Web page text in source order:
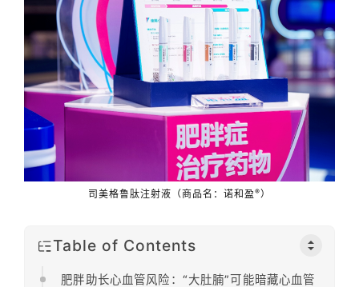
司美格鲁肽注射液（商品名：诺和盈®）
Table of Contents
肥胖助长心血管风险：“大肚腩”可能暗藏心血管